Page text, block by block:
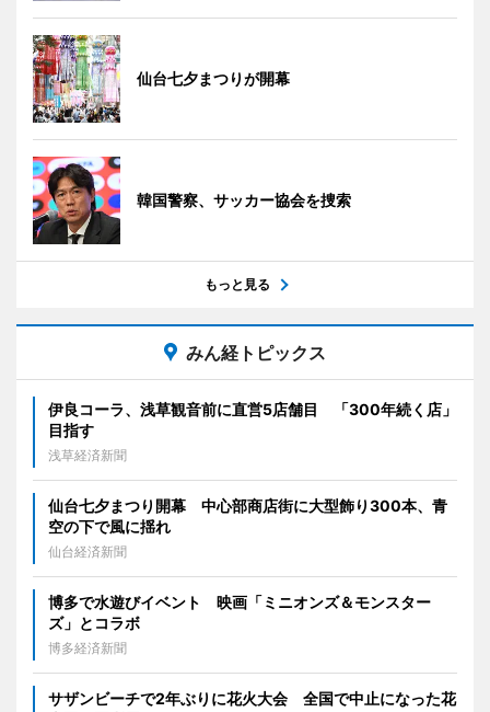
仙台七夕まつりが開幕
韓国警察、サッカー協会を捜索
もっと見る
みん経トピックス
伊良コーラ、浅草観音前に直営5店舗目 「300年続く店」
目指す
浅草経済新聞
仙台七夕まつり開幕 中心部商店街に大型飾り300本、青
空の下で風に揺れ
仙台経済新聞
博多で水遊びイベント 映画「ミニオンズ＆モンスター
ズ」とコラボ
博多経済新聞
サザンビーチで2年ぶりに花火大会 全国で中止になった花